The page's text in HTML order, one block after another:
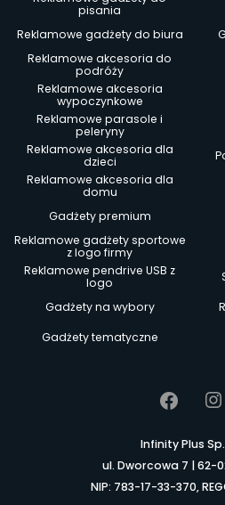
pisania
Reklamowe gadżety do biura
Reklamowe akcesoria do
podróży
Reklamowe akcesoria
wypoczynkowe
Reklamowe parasole i
peleryny
Reklamowe akcesoria dla
dzieci
Reklamowe akcesoria dla
domu
Gadżety premium
Reklamowe gadżety sportowe
z logo firmy
Reklamowe pendrive USB z
logo
Gadżety na wybory
Gadżety tematyczne
Infinity Plus
ul. Dworcowa 7 | 62-
NIP: 783-17-33-370,